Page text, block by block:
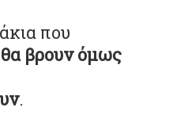
που
βρουν όμως
.